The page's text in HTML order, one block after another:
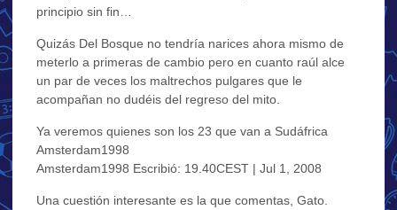
principio sin fin…
Quizás Del Bosque no tendría narices ahora mismo de
meterlo a primeras de cambio pero en cuanto raúl alce
un par de veces los maltrechos pulgares que le
acompañan no dudéis del regreso del mito.
Ya veremos quienes son los 23 que van a Sudáfrica
Amsterdam1998
Amsterdam1998 Escribió: 19.40CEST | Jul 1, 2008
Una cuestión interesante es la que comentas, Gato.